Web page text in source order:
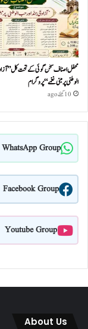
محفل اصناف سخن گوئی کے تحت کل
الوطنی پر مبنی نغمے“پروگرام
10 گھنٹے ago
WhatsApp Group
Facebook Group
Youtube Group
About Us